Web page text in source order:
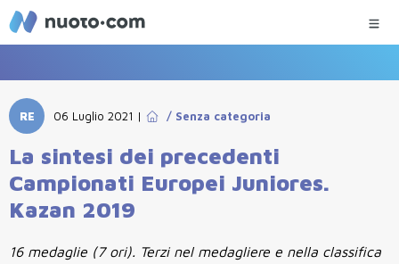
RE 06 Luglio 2021 | / Senza categoria
La sintesi dei precedenti
Campionati Europei Juniores.
Kazan 2019
16 medaglie (7 ori). Terzi nel medagliere e nella classifica